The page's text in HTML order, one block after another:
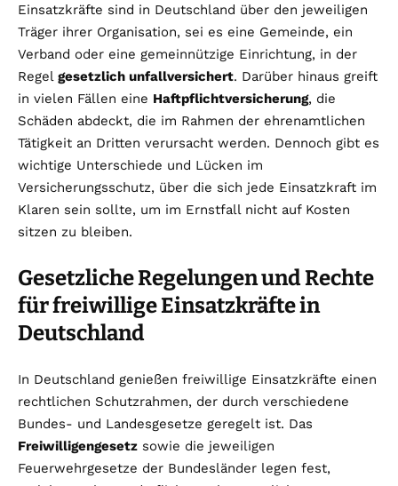
Einsatzkräfte sind in Deutschland über den jeweiligen
Träger ihrer Organisation, sei es eine Gemeinde, ein
Verband oder eine gemeinnützige Einrichtung, in der
Regel gesetzlich unfallversichert. Darüber hinaus greift
in vielen Fällen eine Haftpflichtversicherung, die
Schäden abdeckt, die im Rahmen der ehrenamtlichen
Tätigkeit an Dritten verursacht werden. Dennoch gibt es
wichtige Unterschiede und Lücken im
Versicherungsschutz, über die sich jede Einsatzkraft im
Klaren sein sollte, um im Ernstfall nicht auf Kosten
sitzen zu bleiben.
Gesetzliche Regelungen und Rechte
für freiwillige Einsatzkräfte in
Deutschland
In Deutschland genießen freiwillige Einsatzkräfte einen
rechtlichen Schutzrahmen, der durch verschiedene
Bundes- und Landesgesetze geregelt ist. Das
Freiwilligengesetz sowie die jeweiligen
Feuerwehrgesetze der Bundesländer legen fest,